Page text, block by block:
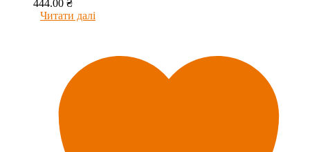
444.00 ₴
Читати далі